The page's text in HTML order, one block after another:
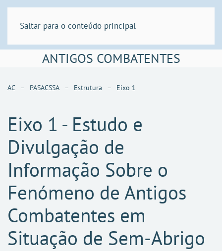
Saltar para o conteúdo principal
ANTIGOS COMBATENTES
AC PASACSSA Estrutura Eixo 1
Eixo 1 - Estudo e
Divulgação de
Informação Sobre o
Fenómeno de Antigos
Combatentes em
Situação de Sem-Abrigo